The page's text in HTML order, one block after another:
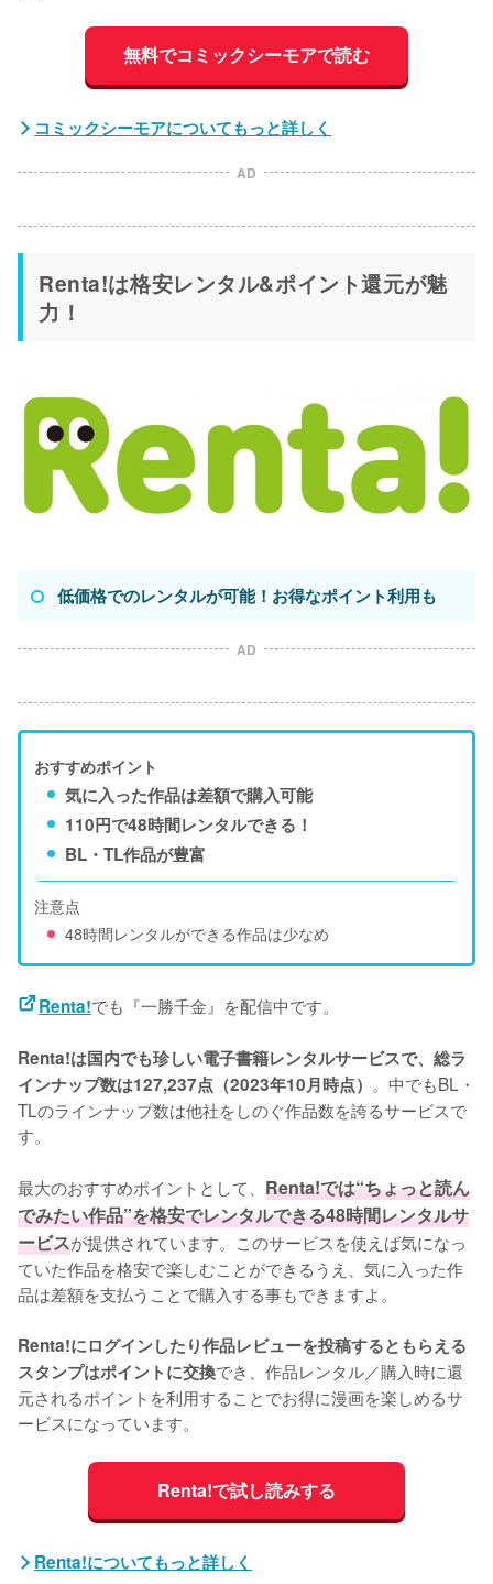
無料でコミックシーモアで読む
コミックシーモアについてもっと詳しく
AD
Renta!は格安レンタル&ポイント還元が魅
力！
低価格でのレンタルが可能！お得なポイント利用も
AD
おすすめポイント
気に入った作品は差額で購入可能
110円で48時間レンタルできる！
BL・TL作品が豊富
注意点
48時間レンタルができる作品は少なめ
Renta!でも『一勝千金』を配信中です。
Renta!は国内でも珍しい電子書籍レンタルサービスで、総ラ
インナップ数は127,237点（2023年10月時点） 。中でもBL・
TLのラインナップ数は他社をしのぐ作品数を誇るサービスで
す。
最大のおすすめポイントとして、 Renta!では“ちょっと読ん
でみたい作品”を格安でレンタルできる48時間レンタルサ
ービスが提供されています。このサービスを使えば気になっ
ていた作品を格安で楽しむことができるうえ、気に入った作
品は差額を支払うことで購入する事もできますよ。
Renta!にログインしたり作品レビューを投稿するともらえる
スタンプはポイントに交換でき、作品レンタル／購入時に還
元されるポイントを利用することでお得に漫画を楽しめるサ
ービスになっています。
Renta!で試し読みする
Renta!についてもっと詳しく